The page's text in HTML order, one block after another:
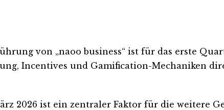
von „naoo business“ ist für das erste
Incentives und Gamification-Mechaniken
2026 ist ein zentraler Faktor für die weitere